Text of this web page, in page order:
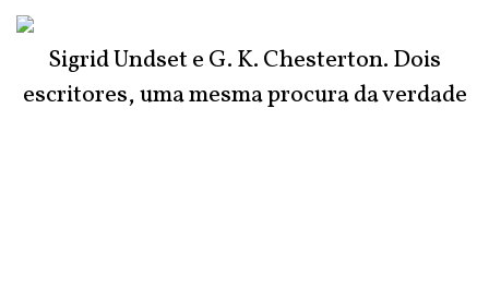
Sigrid Undset e G. K. Chesterton. Dois
escritores, uma mesma procura da verdade